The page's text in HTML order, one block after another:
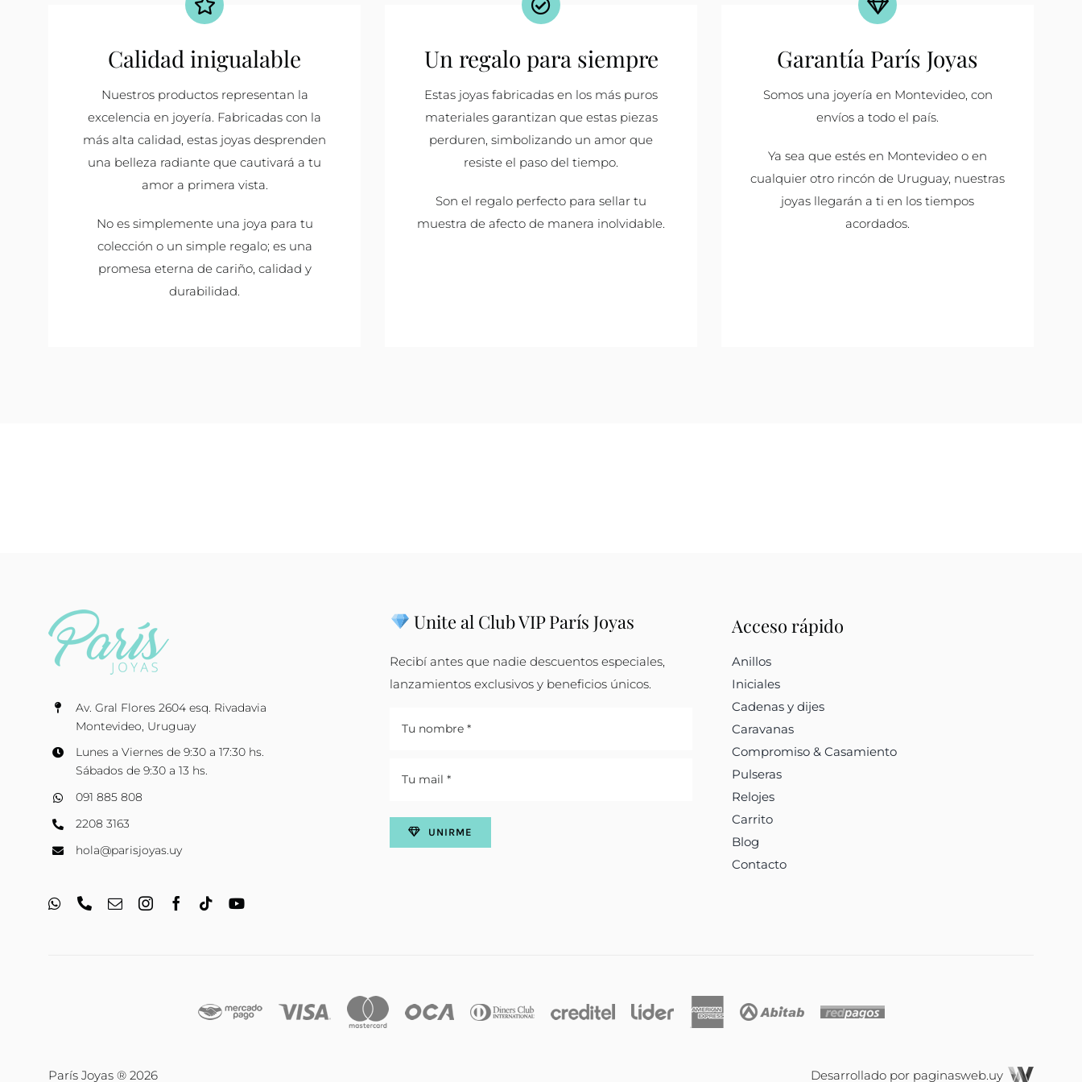
Calidad inigualable
Nuestros productos representan la
excelencia en joyería. Fabricadas con la
más alta calidad, estas joyas desprenden
una belleza radiante que cautivará a tu
amor a primera vista.
No es simplemente una joya para tu
colección o un simple regalo; es una
promesa eterna de cariño, calidad y
durabilidad.
Un regalo para siempre
Estas joyas fabricadas en los más puros
materiales garantizan que estas piezas
perduren, simbolizando un amor que
resiste el paso del tiempo.
Son el regalo perfecto para sellar tu
muestra de afecto de manera inolvidable.
Garantía París Joyas
Somos una joyería en Montevideo, con
envíos a todo el país.
Ya sea que estés en Montevideo o en
cualquier otro rincón de Uruguay, nuestras
joyas llegarán a ti en los tiempos
acordados.
Av. Gral Flores 2604 esq. Rivadavia
Montevideo, Uruguay
Lunes a Viernes de 9:30 a 17:30 hs.
Sábados de 9:30 a 13 hs.
091 885 808
2208 3163
hola@parisjoyas.uy
Unite al Club VIP París Joyas
Recibí antes que nadie descuentos especiales,
lanzamientos exclusivos y beneficios únicos.
UNIRME
Acceso rápido
Anillos
Iniciales
Cadenas y dijes
Caravanas
Compromiso & Casamiento
Pulseras
Relojes
Carrito
Blog
Contacto
París Joyas ® 2026 Desarrollado por paginasweb.uy